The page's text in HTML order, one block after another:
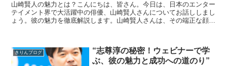
山崎賢人の魅力とは？こんにちは、皆さん。今日は、日本のエンター
テイメント界で大活躍中の俳優、山崎賢人さんについてお話ししまし
ょう。彼の魅力を徹底解説します。山崎賢人さんは、その端正な顔立
きりんブログ
“志尊淳の秘密！ウェビナーで学
ぶ、彼の魅力と成功への道のり”